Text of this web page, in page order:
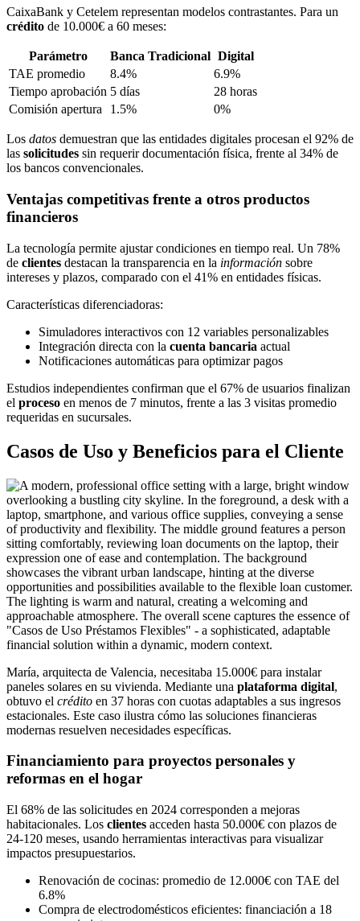
CaixaBank y Cetelem representan modelos contrastantes. Para un
crédito de 10.000€ a 60 meses:
Parámetro Banca Tradicional Digital
TAE promedio
8.4%
6.9%
Tiempo aprobación 5 días
28 horas
Comisión apertura
1.5% 0%
Los datos demuestran que las entidades digitales procesan el 92% de
las solicitudes sin requerir documentación física, frente al 34% de
los bancos convencionales.
Ventajas competitivas frente a otros productos
financieros
La tecnología permite ajustar condiciones en tiempo real. Un 78%
de clientes destacan la transparencia en la información sobre
intereses y plazos, comparado con el 41% en entidades físicas.
Características diferenciadoras:
Simuladores interactivos con 12 variables personalizables
Integración directa con la cuenta bancaria actual
Notificaciones automáticas para optimizar pagos
Estudios independientes confirman que el 67% de usuarios finalizan
el proceso en menos de 7 minutos, frente a las 3 visitas promedio
requeridas en sucursales.
Casos de Uso y Beneficios para el Cliente
María, arquitecta de Valencia, necesitaba 15.000€ para instalar
paneles solares en su vivienda. Mediante una plataforma digital,
obtuvo el crédito en 37 horas con cuotas adaptables a sus ingresos
estacionales. Este caso ilustra cómo las soluciones financieras
modernas resuelven necesidades específicas.
Financiamiento para proyectos personales y
reformas en el hogar
El 68% de las solicitudes en 2024 corresponden a mejoras
habitacionales. Los clientes acceden hasta 50.000€ con plazos de
24-120 meses, usando herramientas interactivas para visualizar
impactos presupuestarios.
Renovación de cocinas: promedio de 12.000€ con TAE del
6.8%
Compra de electrodomésticos eficientes: financiación a 18